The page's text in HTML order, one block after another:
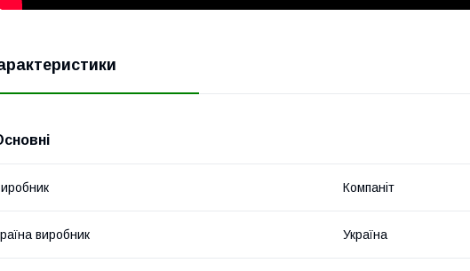
Компаніт
виробник Україна